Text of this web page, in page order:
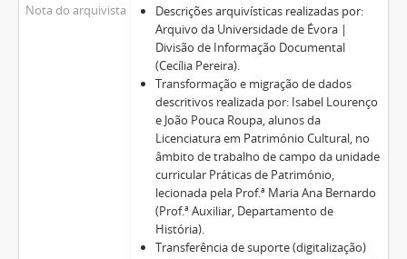
Nota do arquivista
Descrições arquivísticas realizadas por:
Arquivo da Universidade de Évora |
Divisão de Informação Documental
(Cecília Pereira).
Transformação e migração de dados
descritivos realizada por: Isabel Lourenço
e João Pouca Roupa, alunos da
Licenciatura em Património Cultural, no
âmbito de trabalho de campo da unidade
curricular Práticas de Património,
lecionada pela Prof.ª Maria Ana Bernardo
(Prof.ª Auxiliar, Departamento de
História).
Transferência de suporte (digitalização)